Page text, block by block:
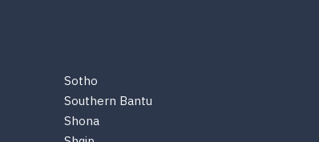
Sotho
Southern Bantu
Shona